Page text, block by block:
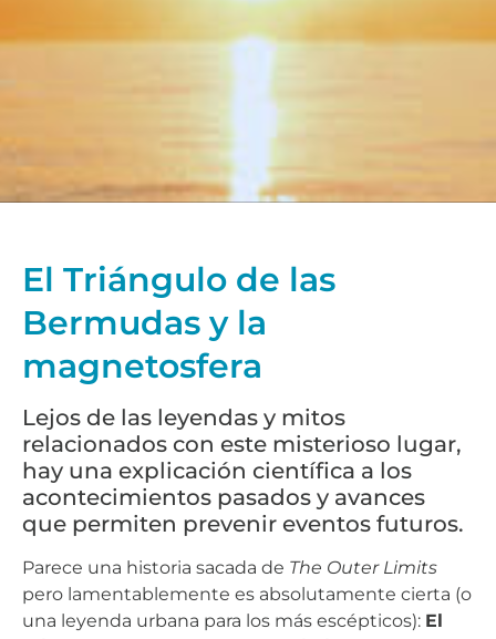
El Triángulo de las
Bermudas y la
magnetosfera
Lejos de las leyendas y mitos
relacionados con este misterioso lugar,
hay una explicación científica a los
acontecimientos pasados y avances
que permiten prevenir eventos futuros.
Parece una historia sacada de The Outer Limits
pero lamentablemente es absolutamente cierta (o
una leyenda urbana para los más escépticos): El